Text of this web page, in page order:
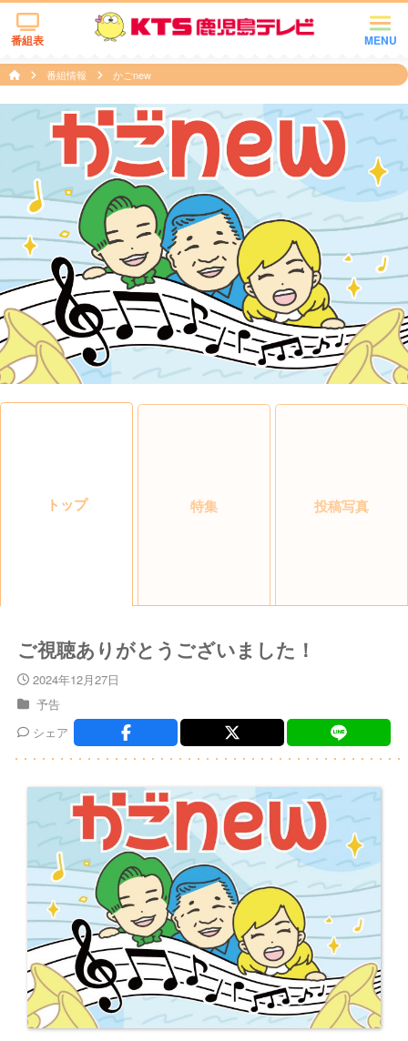
MENU
番組表
番組情報 かごnew
トップ 特集 投稿写真
ご視聴ありがとうございました！
2024年12月27日
予告
シェア